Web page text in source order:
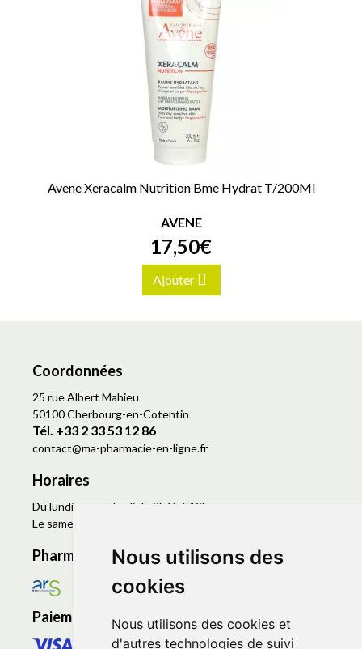
Nous utilisons des
cookies
Nous utilisons des cookies et
d'autres technologies de suivi
Avene Xeracalm Nutrition Bme Hydrat T/200Ml
AVENE
17,50€
Ajouter
Coordonnées
25 rue Albert Mahieu
50100 Cherbourg-en-Cotentin
Tél. +33 2 33 53 12 86
contact@ma-pharmacie-en-ligne.fr
Horaires
Du lundi au vendredi de 8h45 à 19h
Le samedi de 9h à 19h
Pharmacie en ligne agréée
Paiement sécurisé